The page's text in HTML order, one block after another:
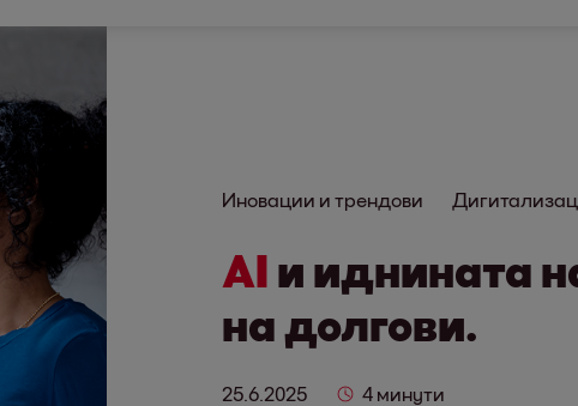
Иновации и трендови
AI и иднината
на долгови.
25.6.2025 4 минути